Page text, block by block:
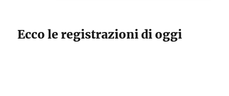
Ecco le registrazioni di oggi